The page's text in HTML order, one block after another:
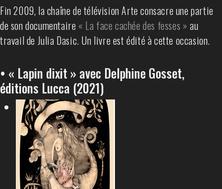
Fin 2009, la chaîne de télévision Arte consacre une partie
de son documentaire « La face cachée des fesses » au
travail de Julia Dasic. Un livre est édité à cette occasion.
• « Lapin dixit » avec Delphine Gosset,
éditions Lucca (2021)